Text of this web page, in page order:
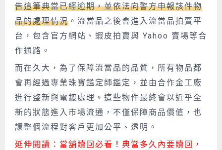
告這筆典當已經逾期，並依法向警方申報該件物
品的處理情況 。流當品之後會進入流當品拍賣平
台，包含官方網站、蝦皮拍賣與 Yahoo 賣場等合
作通路。
而在久大，為了保障流當品的品質，所有物品都
會再經過專業珠寶鑑定師鑑定，並由合作金工廠
進行整新與電鍍處理。這些物件最終會以近乎全
新的狀態進入市場流通，不僅保障商品價值，也
讓整個流程對客戶更加公平、透明。
延伸閱讀： 當舖贖回必看！典當多久內要贖回，